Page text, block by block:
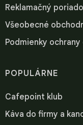
Reklamačný
Všeobecné
Podmienky
POPULÁRNE
Cafepoint klub
Káva do firmy a